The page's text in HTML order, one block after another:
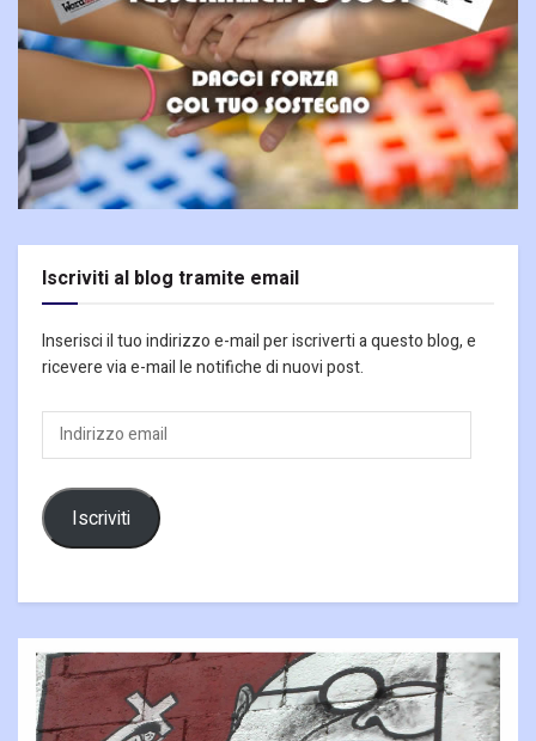
Iscriviti al blog tramite email
Inserisci il tuo indirizzo e-mail per iscriverti a questo blog, e
ricevere via e-mail le notifiche di nuovi post.
Indirizzo
email
Iscriviti